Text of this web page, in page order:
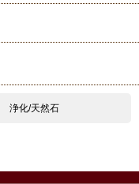
浄化/天然石